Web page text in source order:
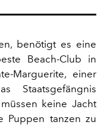
benötigt es eine
Beach-Club in
Marguerite, einer
Staatsgefängnis
keine Jacht
Puppen tanzen zu